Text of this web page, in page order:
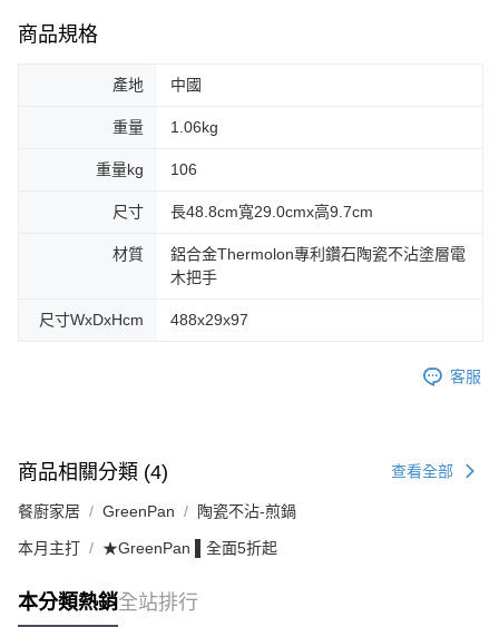
商品規格
產地 中國
重量 1.06kg
重量kg 106
尺寸 長48.8cm寬29.0cmx高9.7cm
材質
鋁合金Thermolon專利鑽石陶瓷不沾塗層電
木把手
尺寸WxDxHcm 488x29x97
客服
商品相關分類 (4) 查看全部
餐廚家居 GreenPan 陶瓷不沾-煎鍋
本月主打 ★GreenPan ▌全面5折起
本分類熱銷全站排行